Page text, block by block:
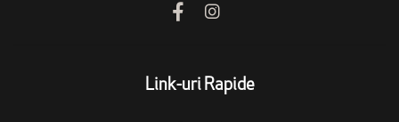
Link-uri Rapide